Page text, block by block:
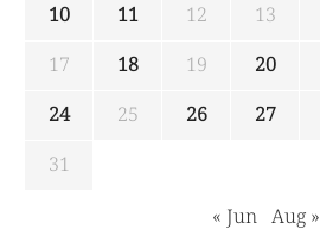
10
11 12 13
17
18 19 20
24
25 26 27
31
« Jun Aug »